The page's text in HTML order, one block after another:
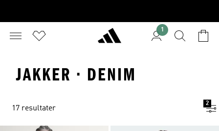
1
JAKKER · DENIM
17 resultater
2